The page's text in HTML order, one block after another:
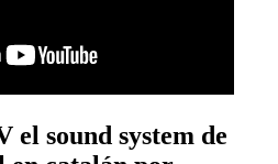
sound system de